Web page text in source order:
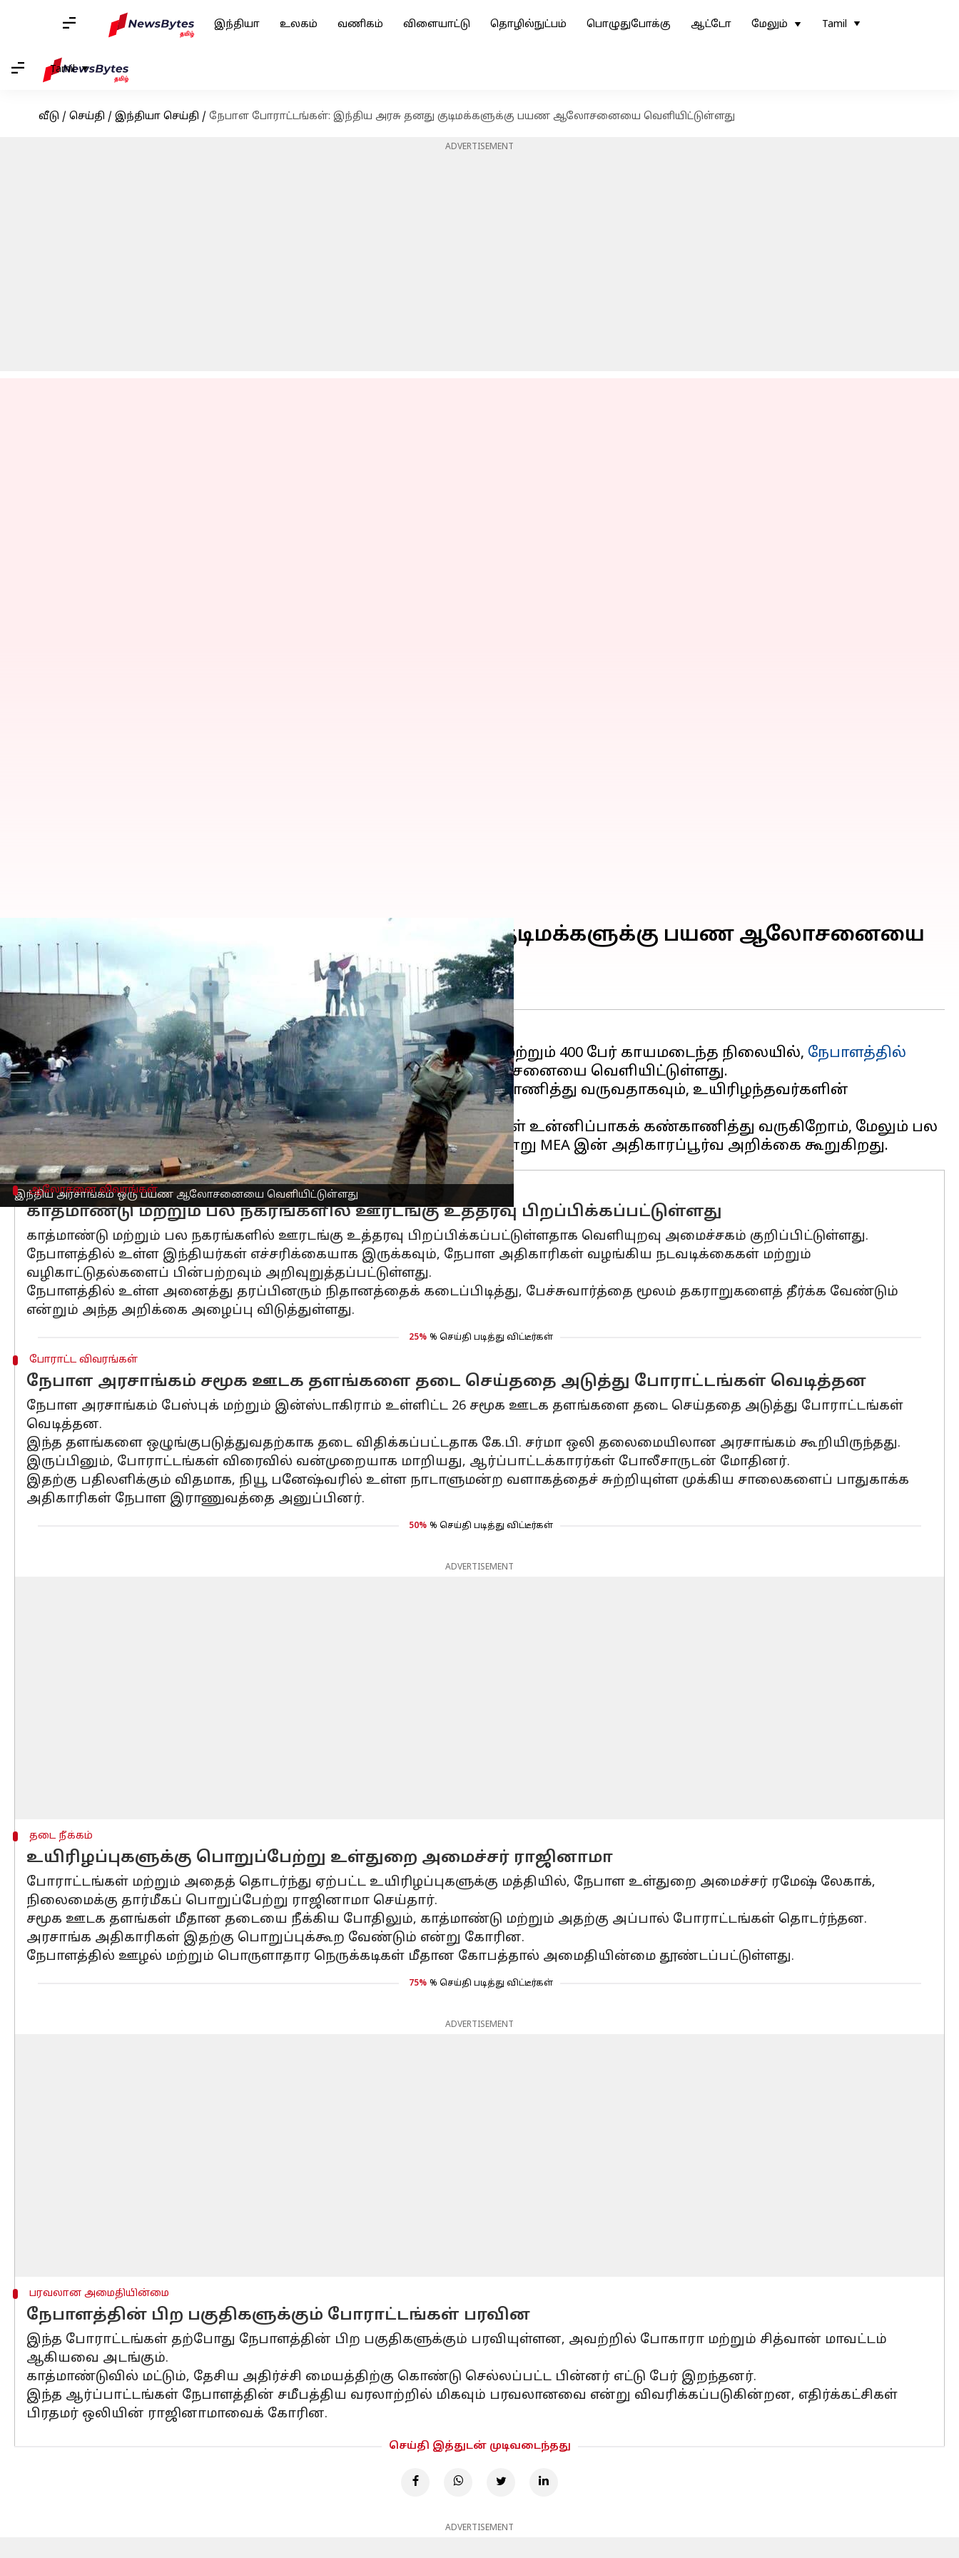
இந்தியா உலகம் வணிகம் விளையாட்டு தொழில்நுட்பம் பொழுதுபோக்கு ஆட்டோ மேலும் Tamil
Tamil
வீடு / செய்தி / இந்தியா செய்தி / நேபாள போராட்டங்கள்: இந்திய அரசு தனது குடிமக்களுக்கு பயண ஆலோசனையை வெளியிட்டுள்ளது
ADVERTISEMENT
இந்திய அரசாங்கம் ஒரு பயண ஆலோசனையை வெளியிட்டுள்ளது
நேபாள போராட்டங்கள்: இந்திய அரசு தனது குடிமக்களுக்கு பயண ஆலோசனையை
வெளியிட்டுள்ளது
எழுதியவர் Venkatalakshmi V Sep 09, 2025 02:37 pm
செய்தி முன்னோட்டம்
வன்முறை போராட்டங்களில் குறைந்தது 19 பேர் கொல்லப்பட்டனர் மற்றும் 400 பேர் காயமடைந்த நிலையில், நேபாளத்தில்
வெளியுறவு அமைச்சகம்(MEA) நிலைமையை உன்னிப்பாகக் கண்காணித்து வருவதாகவும், உயிரிழந்தவர்களின்
குடும்பங்களுக்கு இரங்கல் தெரிவிப்பதாகவும் தெரிவித்துள்ளது.
"நேற்று முதல் நேபாளத்தில் நடைபெற்று வரும் நிகழ்வுகளை நாங்கள் உன்னிப்பாகக் கண்காணித்து வருகிறோம், மேலும் பல
ஆலோசனை விவரங்கள்
காத்மாண்டு மற்றும் பல நகரங்களில் ஊரடங்கு உத்தரவு பிறப்பிக்கப்பட்டுள்ளது
காத்மாண்டு மற்றும் பல நகரங்களில் ஊரடங்கு உத்தரவு பிறப்பிக்கப்பட்டுள்ளதாக வெளியுறவு அமைச்சகம் குறிப்பிட்டுள்ளது.
நேபாளத்தில் உள்ள இந்தியர்கள் எச்சரிக்கையாக இருக்கவும், நேபாள அதிகாரிகள் வழங்கிய நடவடிக்கைகள் மற்றும்
வழிகாட்டுதல்களைப் பின்பற்றவும் அறிவுறுத்தப்பட்டுள்ளது.
நேபாளத்தில் உள்ள அனைத்து தரப்பினரும் நிதானத்தைக் கடைப்பிடித்து, பேச்சுவார்த்தை மூலம் தகராறுகளைத் தீர்க்க வேண்டும்
என்றும் அந்த அறிக்கை அழைப்பு விடுத்துள்ளது.
25% % செய்தி படித்து விட்டீர்கள்
போராட்ட விவரங்கள்
நேபாள அரசாங்கம் சமூக ஊடக தளங்களை தடை செய்ததை அடுத்து போராட்டங்கள் வெடித்தன
நேபாள அரசாங்கம் பேஸ்புக் மற்றும் இன்ஸ்டாகிராம் உள்ளிட்ட 26 சமூக ஊடக தளங்களை தடை செய்ததை அடுத்து போராட்டங்கள்
வெடித்தன.
இந்த தளங்களை ஒழுங்குபடுத்துவதற்காக தடை விதிக்கப்பட்டதாக கே.பி. சர்மா ஒலி தலைமையிலான அரசாங்கம் கூறியிருந்தது.
இருப்பினும், போராட்டங்கள் விரைவில் வன்முறையாக மாறியது, ஆர்ப்பாட்டக்காரர்கள் போலீசாருடன் மோதினர்.
இதற்கு பதிலளிக்கும் விதமாக, நியூ பனேஷ்வரில் உள்ள நாடாளுமன்ற வளாகத்தைச் சுற்றியுள்ள முக்கிய சாலைகளைப் பாதுகாக்க
அதிகாரிகள் நேபாள இராணுவத்தை அனுப்பினர்.
50% % செய்தி படித்து விட்டீர்கள்
ADVERTISEMENT
தடை நீக்கம்
உயிரிழப்புகளுக்கு பொறுப்பேற்று உள்துறை அமைச்சர் ராஜினாமா
போராட்டங்கள் மற்றும் அதைத் தொடர்ந்து ஏற்பட்ட உயிரிழப்புகளுக்கு மத்தியில், நேபாள உள்துறை அமைச்சர் ரமேஷ் லேகாக்,
நிலைமைக்கு தார்மீகப் பொறுப்பேற்று ராஜினாமா செய்தார்.
சமூக ஊடக தளங்கள் மீதான தடையை நீக்கிய போதிலும், காத்மாண்டு மற்றும் அதற்கு அப்பால் போராட்டங்கள் தொடர்ந்தன.
அரசாங்க அதிகாரிகள் இதற்கு பொறுப்புக்கூற வேண்டும் என்று கோரின.
நேபாளத்தில் ஊழல் மற்றும் பொருளாதார நெருக்கடிகள் மீதான கோபத்தால் அமைதியின்மை தூண்டப்பட்டுள்ளது.
75% % செய்தி படித்து விட்டீர்கள்
ADVERTISEMENT
பரவலான அமைதியின்மை
நேபாளத்தின் பிற பகுதிகளுக்கும் போராட்டங்கள் பரவின
இந்த போராட்டங்கள் தற்போது நேபாளத்தின் பிற பகுதிகளுக்கும் பரவியுள்ளன, அவற்றில் போகாரா மற்றும் சித்வான் மாவட்டம்
ஆகியவை அடங்கும்.
காத்மாண்டுவில் மட்டும், தேசிய அதிர்ச்சி மையத்திற்கு கொண்டு செல்லப்பட்ட பின்னர் எட்டு பேர் இறந்தனர்.
இந்த ஆர்ப்பாட்டங்கள் நேபாளத்தின் சமீபத்திய வரலாற்றில் மிகவும் பரவலானவை என்று விவரிக்கப்படுகின்றன, எதிர்க்கட்சிகள்
பிரதமர் ஒலியின் ராஜினாமாவைக் கோரின.
செய்தி இத்துடன் முடிவடைந்தது
ADVERTISEMENT